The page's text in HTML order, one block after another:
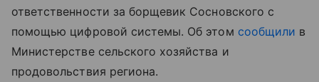
ответственности за борщевик Сосновского с
помощью цифровой системы. Об этом сообщили в
Министерстве сельского хозяйства и
продовольствия региона.